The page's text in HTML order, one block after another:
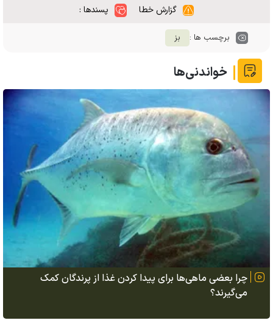
گزارش خطا پسندها :
برچسب ها : بز
خواندنی‌ها
چرا بعضی ماهی‌ها برای پیدا کردن غذا از پرندگان کمک
می‌گیرند؟